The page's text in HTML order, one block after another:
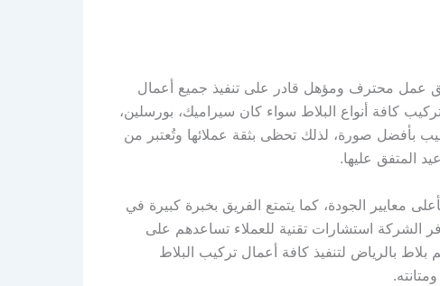
عمل محترف ومؤهل قادر على تنفيذ جميع أعمال
كافة أنواع البلاط سواء كان سيراميك، بورسلين،
بأفضل صورة، لذلك تحظى بثقة عملائها وتُعتبر من
المتفق عليها.
معايير الجودة، كما يتمتع الفريق بخبرة كبيرة في
الشركة استشارات تقنية للعملاء تساعدهم على
بالرياض لتنفيذ كافة أعمال تركيب البلاط